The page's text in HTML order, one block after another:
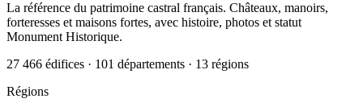
La référence du patrimoine castral français. Châteaux, manoirs,
forteresses et maisons fortes, avec histoire, photos et statut
Monument Historique.
27 466 édifices · 101 départements · 13 régions
Régions